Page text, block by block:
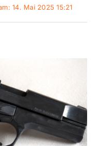
14. Mai 2025 15:21